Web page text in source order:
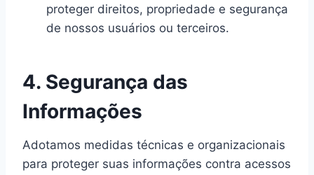
proteger direitos, propriedade e segurança
de nossos usuários ou terceiros.
4. Segurança das
Informações
Adotamos medidas técnicas e organizacionais
para proteger suas informações contra acessos